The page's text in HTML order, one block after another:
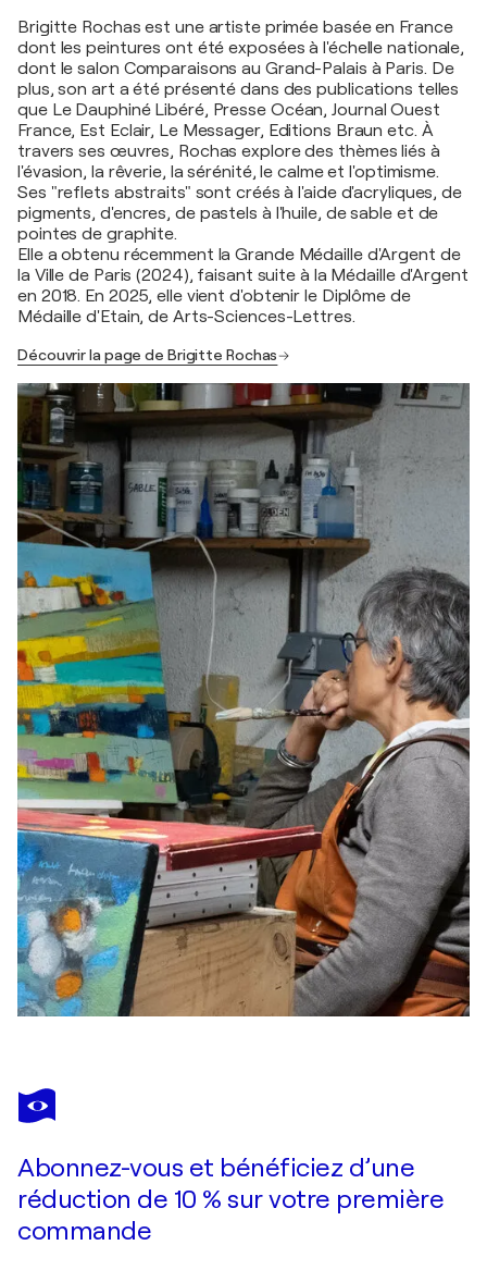
Brigitte Rochas est une artiste primée basée en France
dont les peintures ont été exposées à l'échelle nationale,
dont le salon Comparaisons au Grand-Palais à Paris. De
plus, son art a été présenté dans des publications telles
que Le Dauphiné Libéré, Presse Océan, Journal Ouest
France, Est Eclair, Le Messager, Editions Braun etc. À
travers ses œuvres, Rochas explore des thèmes liés à
l'évasion, la rêverie, la sérénité, le calme et l'optimisme.
Ses "reflets abstraits" sont créés à l'aide d'acryliques, de
pigments, d'encres, de pastels à l'huile, de sable et de
pointes de graphite.
Elle a obtenu récemment la Grande Médaille d'Argent de
la Ville de Paris (2024), faisant suite à la Médaille d'Argent
en 2018. En 2025, elle vient d'obtenir le Diplôme de
Médaille d'Etain, de Arts-Sciences-Lettres.
Découvrir la page de Brigitte Rochas
Abonnez-vous et bénéficiez d’une
réduction de 10 % sur votre première
commande